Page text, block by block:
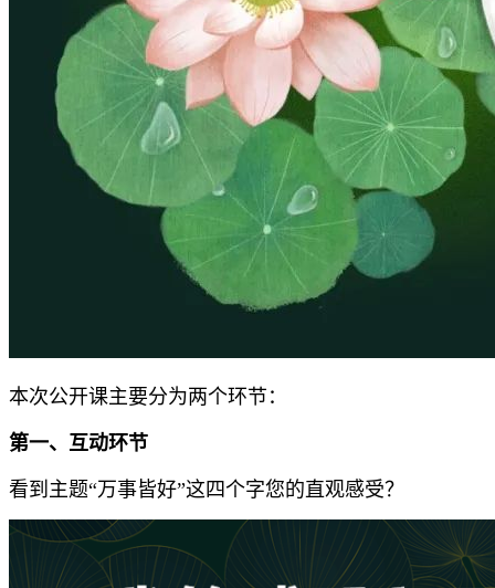
本次公开课主要分为两个环节：
第一、互动环节
看到主题“万事皆好”这四个字您的直观感受？